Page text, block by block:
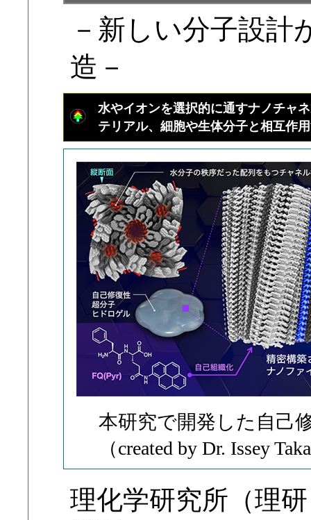
－新しい分子設計
造－
水やイオンを選択的に通すナノチャ
テリアル、細胞や生体分子と相互作
本研究で開発した自己
（created by Dr. Issey
理化学研究所（理